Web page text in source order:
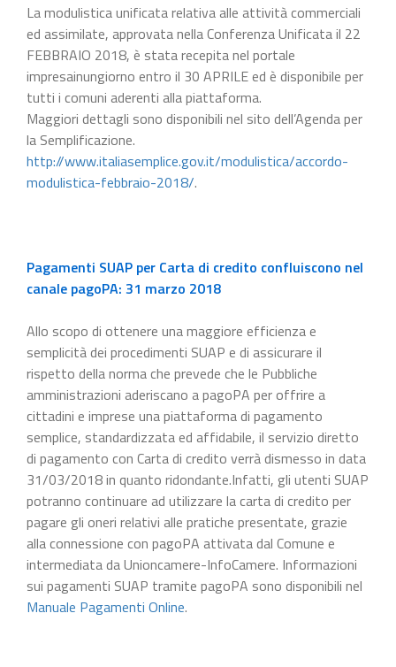
La modulistica unificata relativa alle attività commerciali
ed assimilate, approvata nella Conferenza Unificata il 22
FEBBRAIO 2018, è stata recepita nel portale
impresainungiorno entro il 30 APRILE ed è disponibile per
tutti i comuni aderenti alla piattaforma.
Maggiori dettagli sono disponibili nel sito dell’Agenda per
la Semplificazione.
http://www.italiasemplice.gov.it/modulistica/accordo-
modulistica-febbraio-2018/.
Pagamenti SUAP per Carta di credito confluiscono nel
canale pagoPA: 31 marzo 2018
Allo scopo di ottenere una maggiore efficienza e
semplicità dei procedimenti SUAP e di assicurare il
rispetto della norma che prevede che le Pubbliche
amministrazioni aderiscano a pagoPA per offrire a
cittadini e imprese una piattaforma di pagamento
semplice, standardizzata ed affidabile, il servizio diretto
di pagamento con Carta di credito verrà dismesso in data
31/03/2018 in quanto ridondante.Infatti, gli utenti SUAP
potranno continuare ad utilizzare la carta di credito per
pagare gli oneri relativi alle pratiche presentate, grazie
alla connessione con pagoPA attivata dal Comune e
intermediata da Unioncamere-InfoCamere. Informazioni
sui pagamenti SUAP tramite pagoPA sono disponibili nel
Manuale Pagamenti Online.